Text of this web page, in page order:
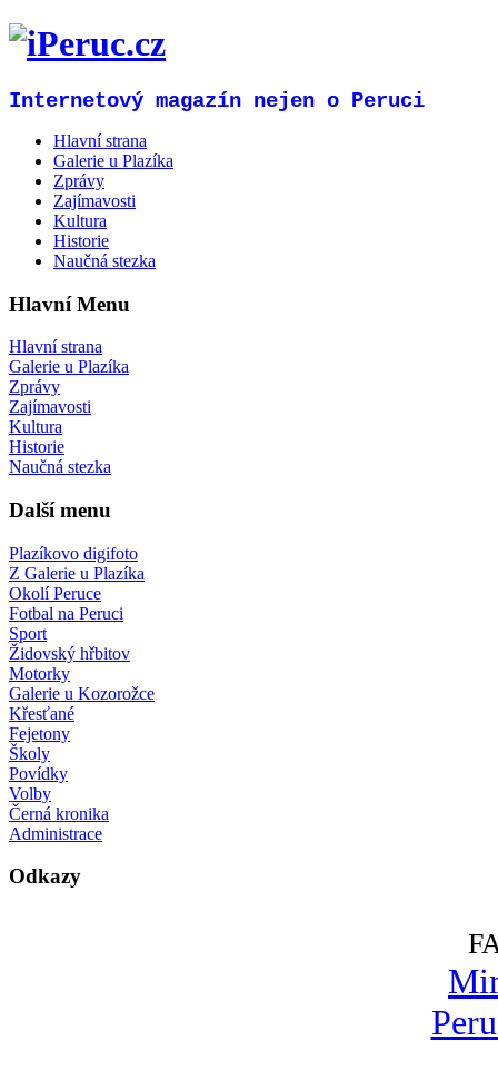
Internetový magazín nejen o Peruci
Hlavní strana
Galerie u Plazíka
Zprávy
Zajímavosti
Kultura
Historie
Naučná stezka
Hlavní Menu
Hlavní strana
Galerie u Plazíka
Zprávy
Zajímavosti
Kultura
Historie
Naučná stezka
Další menu
Plazíkovo digifoto
Z Galerie u Plazíka
Okolí Peruce
Fotbal na Peruci
Sport
Židovský hřbitov
Motorky
Galerie u Kozorožce
Křesťané
Fejetony
Školy
Povídky
Volby
Černá kronika
Administrace
Odkazy